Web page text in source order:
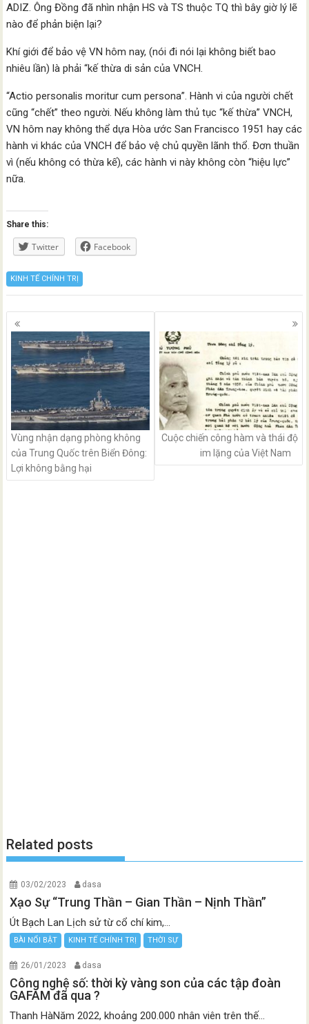
ADIZ. Ông Đồng đã nhìn nhận HS và TS thuộc TQ thì bây giờ lý lẽ
nào để phản biện lại?
Khí giới để bảo vệ VN hôm nay, (nói đi nói lại không biết bao
nhiêu lần) là phải “kế thừa di sản của VNCH.
“Actio personalis moritur cum persona”. Hành vi của người chết
cũng “chết” theo người. Nếu không làm thủ tục “kế thừa” VNCH,
VN hôm nay không thể dựa Hòa ước San Francisco 1951 hay các
hành vi khác của VNCH để bảo vệ chủ quyền lãnh thổ. Đơn thuần
vì (nếu không có thừa kế), các hành vi này không còn “hiệu lực”
nữa.
Share this:
Twitter Facebook
KINH TẾ CHÍNH TRỊ
Posts
navigation
Vùng nhận dạng phòng không
của Trung Quốc trên Biển Đông:
Lợi không bằng hại
Cuộc chiến công hàm và thái độ
im lặng của Việt Nam
Related posts
03/02/2023 dasa
Xạo Sự “Trung Thần – Gian Thần – Nịnh Thần”
Út Bạch Lan Lịch sử từ cổ chí kim,...
BÀI NỔI BẬT KINH TẾ CHÍNH TRỊ THỜI SỰ
26/01/2023 dasa
Công nghệ số: thời kỳ vàng son của các tập đoàn
GAFAM đã qua ?
Thanh HàNăm 2022, khoảng 200.000 nhân viên trên thế...